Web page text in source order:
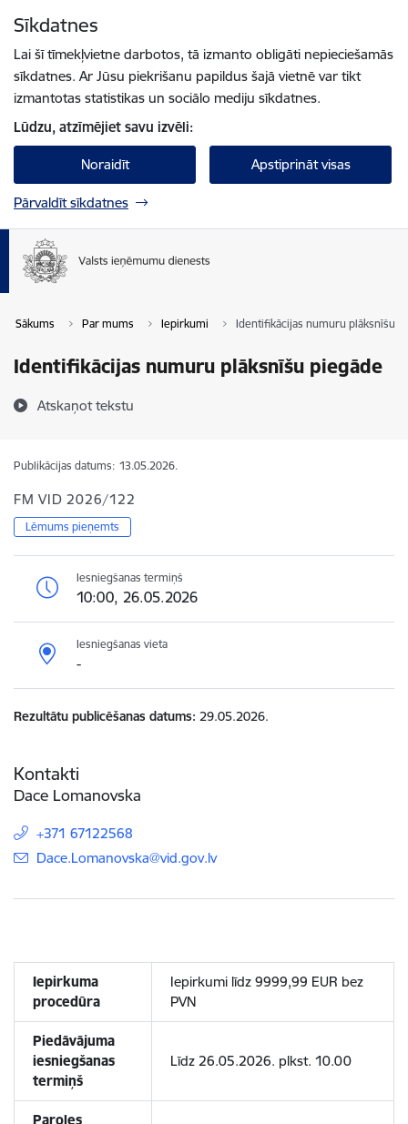
Sīkdatnes
Lai šī tīmekļvietne darbotos, tā izmanto obligāti nepieciešamās
sīkdatnes. Ar Jūsu piekrišanu papildus šajā vietnē var tikt
izmantotas statistikas un sociālo mediju sīkdatnes.
Lūdzu, atzīmējiet savu izvēli:
Noraidīt Apstiprināt visas
Pārvaldīt sīkdatnes
Sākums Par mums Iepirkumi Identifikācijas numuru plāksnīšu
Identifikācijas numuru plāksnīšu piegāde
Atskaņot tekstu
Publikācijas datums: 13.05.2026.
FM VID 2026/122
Lēmums pieņemts
Iesniegšanas termiņš
10:00, 26.05.2026
Iesniegšanas vieta
-
Rezultātu publicēšanas datums 29.05.2026.
Kontakti
Dace Lomanovska
+371 67122568
E-pasts:
Dace.Lomanovska@vid.gov.lv
Iepirkuma
procedūra
Iepirkumi līdz 9999,99 EUR bez
PVN
Piedāvājuma
iesniegšanas
termiņš
Līdz 26.05.2026. plkst. 10.00
Paroles